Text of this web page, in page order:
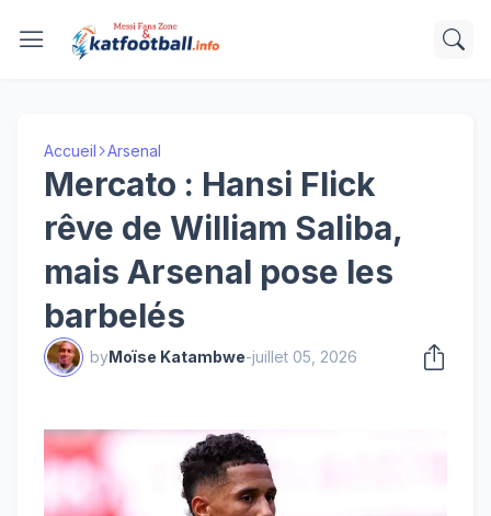
Accueil Arsenal
Mercato : Hansi Flick
rêve de William Saliba,
mais Arsenal pose les
barbelés
byMoïse Katambwe-juillet 05, 2026